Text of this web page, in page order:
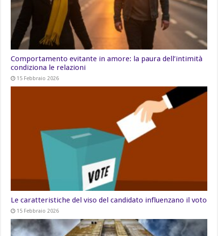
Comportamento evitante in amore: la paura dell’intimità
condiziona le relazioni
15 Febbraio 2026
Le caratteristiche del viso del candidato influenzano il voto
15 Febbraio 2026